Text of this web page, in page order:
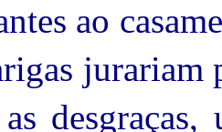
ao
jurariam